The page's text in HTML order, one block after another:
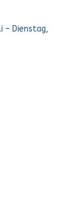
– Dienstag,